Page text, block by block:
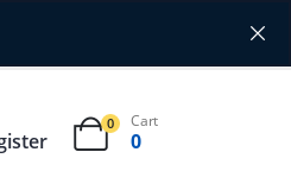
0 Cart
0